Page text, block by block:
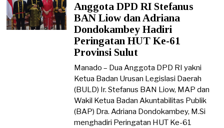
2
2
5
Anggota DPD RI Stefanus
BAN Liow dan Adriana
Dondokambey Hadiri
Peringatan HUT Ke-61
Provinsi Sulut
Manado – Dua Anggota DPD RI yakni
Ketua Badan Urusan Legislasi Daerah
(BULD) Ir. Stefanus BAN Liow, MAP dan
Wakil Ketua Badan Akuntabilitas Publik
(BAP) Dra. Adriana Dondokambey, M.Si
menghadiri Peringatan HUT Ke-61